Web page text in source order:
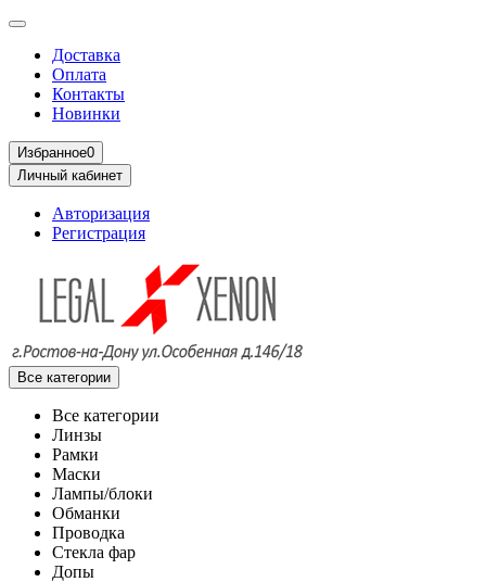
Доставка
Оплата
Контакты
Новинки
Избранное0
Личный кабинет
Авторизация
Регистрация
Все категории
Все категории
Линзы
Рамки
Маски
Лампы/блоки
Обманки
Проводка
Стекла фар
Допы